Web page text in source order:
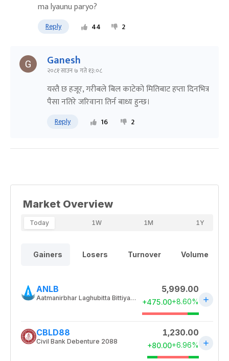
ma lyaunu paryo?
Reply 44 2
Ganesh
२०८१ साउन ७ गते १३:०८
यस्तै छ हजूर, गरीबले बिल काटेको मितिबाट हप्ता दिनभित्र
पैसा नतिरे जरिवाना तिर्न बाध्य हुन्छ।
Reply 16 2